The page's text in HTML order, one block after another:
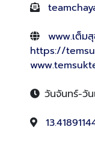
www.เต็ม
https://
วันจันทร์-วั